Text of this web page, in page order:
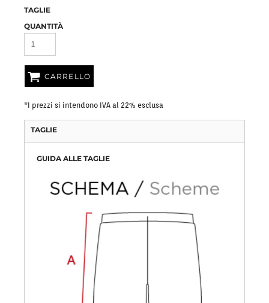
TAGLIE
QUANTITÀ
CARRELLO
*I prezzi si intendono IVA al 22% esclusa
TAGLIE
GUIDA ALLE TAGLIE